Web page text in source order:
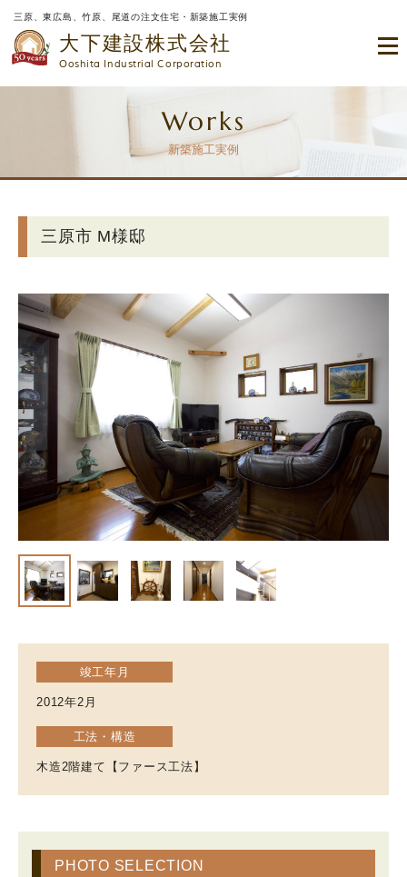
三原、東広島、竹原、尾道の注文住宅・新築施工実例
大下建設株式会社
Ooshita Industrial Corporation
Works
新築施工実例
三原市 M様邸
竣工年月
2012年2月
工法・構造
木造2階建て【ファース工法】
PHOTO SELECTION